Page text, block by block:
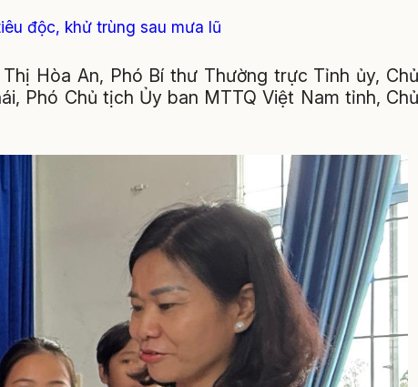
độc, khử trùng sau mưa lũ
Hòa An, Phó Bí thư Thường trực Tỉnh ủy, Chủ
Phó Chủ tịch Ủy ban MTTQ Việt Nam tỉnh, Chủ